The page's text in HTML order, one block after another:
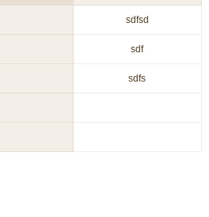
sdfsd
sdf
sdfs